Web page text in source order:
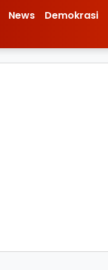
News Demokrasi